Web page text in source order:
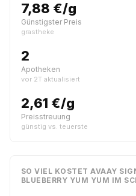
7,88 €/g
Günstigster Preis
grastheke
2
Apotheken
vor 2T aktualisiert
2,61 €/g
Preisstreuung
günstig vs. teuerste
SO VIEL KOSTET AVAAY
BLUEBERRY YUM YUM IM